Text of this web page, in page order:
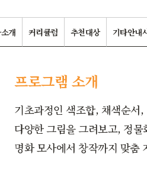
개 커리큘럼 추천대상 기타안내
프로그램 소개
기초과정인 색조합, 채색순서
다양한 그림을 그려보고, 정
명화 모사에서 창작까지 맞춤